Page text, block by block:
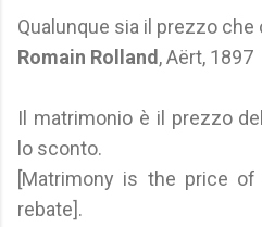
Qualunque sia il prezzo che
Romain Rolland , Aërt, 1897
Il matrimonio è il prezzo
lo sconto.
[Matrimony is the price
rebate].